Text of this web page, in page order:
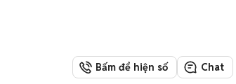
Bấm để hiện số Chat